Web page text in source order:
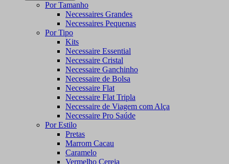
Por Tamanho
Necessaires Grandes
Necessaires Pequenas
Por Tipo
Kits
Necessaire Essential
Necessaire Cristal
Necessaire Ganchinho
Necessaire de Bolsa
Necessaire Flat
Necessaire Flat Tripla
Necessaire de Viagem com Alça
Necessaire Pro Saúde
Por Estilo
Pretas
Marrom Cacau
Caramelo
Vermelho Cereja